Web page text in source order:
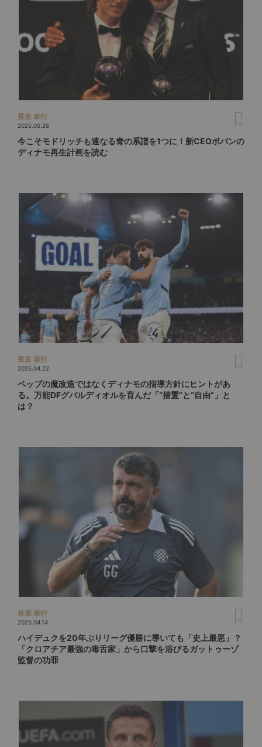
長束 恭行
2025.05.26
今こそモドリッチも連なる青の系譜を1つに！新CEOボバンの
ディナモ再生計画を読む
長束 恭行
2025.04.22
ペップの魔改造ではなくディナモの指導方針にヒントがあ
る。万能DFグバルディオルを育んだ「“措置”と“自由”」と
は？
長束 恭行
2025.04.14
ハイデュクを20年ぶりリーグ優勝に導いても「史上最悪」？
「クロアチア最強の毒舌家」から口撃を浴びるガットゥーゾ
監督の功罪